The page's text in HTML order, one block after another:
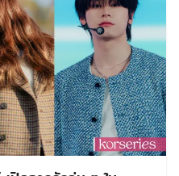
ปิดฉากรักวุ่น ๆ ใน
ด้วยเรตติ้ง